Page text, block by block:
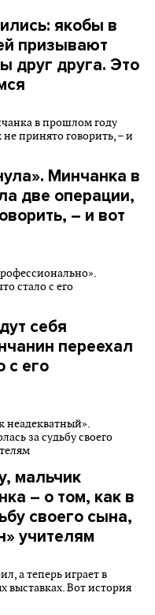
якобы в
призывают
друг друга. Это
Минчанка в
две операции,
– и вот
себя
переехал
с его
мальчик
– о том, как в
своего сына,
учителям